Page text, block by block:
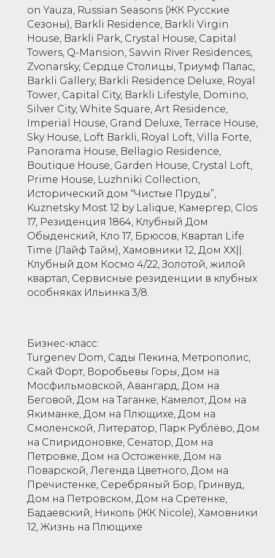
on Yauza, Russian Seasons (ЖК Русские
Сезоны), Barkli Residence, Barkli Virgin
House, Barkli Park, Crystal House, Capital
Towers, Q-Mansion, Savvin River Residences,
Zvonarsky, Сердце Столицы, Триумф Палас,
Barkli Gallery, Barkli Residence Deluxe, Royal
Tower, Capital City, Barkli Lifestyle, Domino,
Silver City, White Square, Art Residence,
Imperial House, Grand Deluxe, Terrace House,
Sky House, Loft Barkli, Royal Loft, Villa Forte,
Panorama House, Bellagio Residence,
Boutique House, Garden House, Crystal Loft,
Prime House, Luzhniki Collection,
Исторический дом “Чистые Пруды”,
Kuznetsky Most 12 by Lalique, Камергер, Clos
17, Резиденция 1864, Клубный Дом
Обыденский, Кло 17, Брюсов, Квартал Life
Time (Лайф Тайм), Хамовники 12, Дом ХХ||.
Клубный дом Космо 4/22, Золотой, жилой
квартал, Сервисные резиденции в клубных
особняках Ильинка 3/8.
Бизнес-класс:
Turgenev Dom, Сады Пекина, Метрополис,
Скай Форт, Воробьевы Горы, Дом на
Мосфильмовской, Авангард, Дом на
Беговой, Дом на Таганке, Камелот, Дом на
Якиманке, Дом на Плющихе, Дом на
Смоленской, Литератор, Парк Рублёво, Дом
на Спиридоновке, Сенатор, Дом на
Петровке, Дом на Остоженке, Дом на
Поварской, Легенда Цветного, Дом на
Пречистенке, Серебряный Бор, Гринвуд,
Дом на Петровском, Дом на Сретенке,
Бадаевский, Николь (ЖК Nicole), Хамовники
12, Жизнь на Плющихе